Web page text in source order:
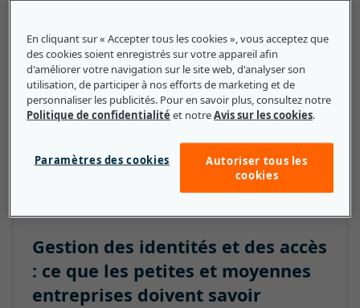
performances de l'entreprise. La gestion des identités
et des accès peut conduire à des niveaux élevés de
sécurité et de conformité durable en détectant les
accès inappropriés et en développant des fonctions
qui s'alignent parfaitement sur les besoins de
ont accès à tout moment aux bons outils
informatiques pour remplir leurs fonctions.
Gestion des identités et des accès
: ce que les petites et moyennes
entreprises doivent savoir
En cliquant sur « Accepter tous les cookies », vous acceptez que
des cookies soient enregistrés sur votre appareil afin
d'améliorer votre navigation sur le site web, d'analyser son
utilisation, de participer à nos efforts de marketing et de
personnaliser les publicités. Pour en savoir plus, consultez notre
Politique de confidentialité et notreAvis sur les cookies.
Paramètres des cookies
Autoriser tous les
cookies